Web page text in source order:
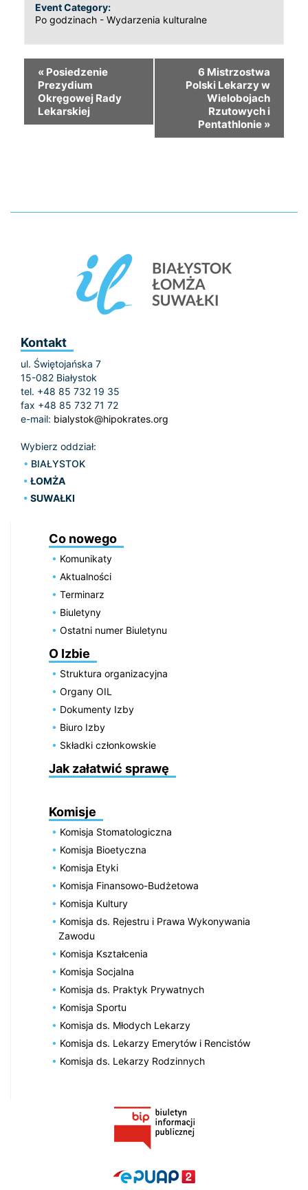
Event Category:
Po godzinach - Wydarzenia kulturalne
« Posiedzenie
Prezydium
Okręgowej Rady
Lekarskiej
6 Mistrzostwa
Polski Lekarzy w
Wielobojach
Rzutowych i
Pentathlonie »
Kontakt
ul. Świętojańska 7
15-082 Białystok
tel. +48 85 732 19 35
fax +48 85 732 71 72
e-mail: bialystok@hipokrates.org
Wybierz oddział:
BIAŁYSTOK
ŁOMŻA
SUWAŁKI
Co nowego
Komunikaty
Aktualności
Terminarz
Biuletyny
Ostatni numer Biuletynu
O Izbie
Struktura organizacyjna
Organy OIL
Dokumenty Izby
Biuro Izby
Składki członkowskie
Jak załatwić sprawę
Komisje
Komisja Stomatologiczna
Komisja Bioetyczna
Komisja Etyki
Komisja Finansowo-Budżetowa
Komisja Kultury
Komisja ds. Rejestru i Prawa Wykonywania
Zawodu
Komisja Kształcenia
Komisja Socjalna
Komisja ds. Praktyk Prywatnych
Komisja Sportu
Komisja ds. Młodych Lekarzy
Komisja ds. Lekarzy Emerytów i Rencistów
Komisja ds. Lekarzy Rodzinnych